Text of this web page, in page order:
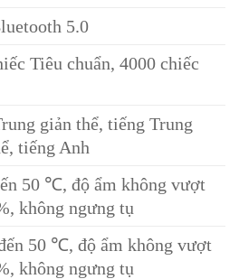
5.0
Tiêu chuẩn, 4000 chiếc
giản thể, tiếng Trung
tiếng Anh
50 ℃, độ ẩm không vượt
không ngưng tụ
50 ℃, độ ẩm không vượt
không ngưng tụ